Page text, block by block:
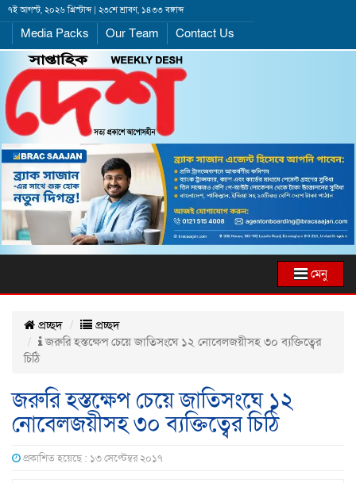
৭ই আগস্ট, ২০২৬ খ্রিস্টাব্দ | ২৩শে শ্রাবণ, ১৪৩৩ বঙ্গাব্দ
Media Packs Our Team Contact Us
মেনু
প্রচ্ছদ
প্রচ্ছদ
জরুরি হস্তক্ষেপ চেয়ে জাতিসংঘে ১২ নোবেলজয়ীসহ ৩০ ব্যক্তিত্বের
চিঠি
জরুরি হস্তক্ষেপ চেয়ে জাতিসংঘে ১২
নোবেলজয়ীসহ ৩০ ব্যক্তিত্বের চিঠি
প্রকাশিত হয়েছে : ১৩ সেপ্টেম্বর ২০১৭